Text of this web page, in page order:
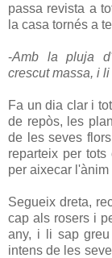
passa revista a
la casa tornés a
-Amb la pluja
crescut massa, i
Fa un dia clar i
de repòs, les
de les seves
reparteix per
per aixecar l'ànim
Segueix dreta,
cap als rosers i
any, i li sap
intens de les